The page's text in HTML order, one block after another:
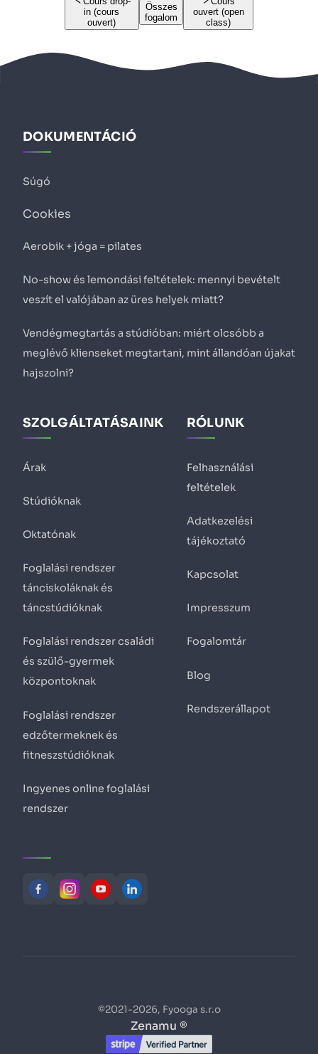
in (cours
ouvert)
Összes
fogalom
ouvert (open
class)
DOKUMENTÁCIÓ
Súgó
Cookies
Aerobik + jóga = pilates
No-show és lemondási feltételek: mennyi bevételt
veszít el valójában az üres helyek miatt?
Vendégmegtartás a stúdióban: miért olcsóbb a
meglévő klienseket megtartani, mint állandóan újakat
hajszolni?
SZOLGÁLTATÁSAINK
Árak
Stúdióknak
Oktatónak
Foglalási rendszer
tánciskoláknak és
táncstúdióknak
Foglalási rendszer családi
és szülő-gyermek
központoknak
Foglalási rendszer
edzőtermeknek és
fitneszstúdióknak
Ingyenes online foglalási
rendszer
RÓLUNK
Felhasználási
feltételek
Adatkezelési
tájékoztató
Kapcsolat
Impresszum
Fogalomtár
Blog
Rendszerállapot
©2021-2026, Fyooga s.r.o
Zenamu ®